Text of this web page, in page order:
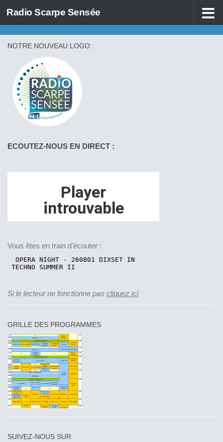
Skip to content
Radio Scarpe Sensée
NOTRE NOUVEAU LOGO :
ECOUTEZ-NOUS EN DIRECT :
Vous êtes en train d'écouter :
Si le lecteur ne fonctionne pas cliquez ici
GRILLE DES PROGRAMMES
SUIVEZ-NOUS SUR